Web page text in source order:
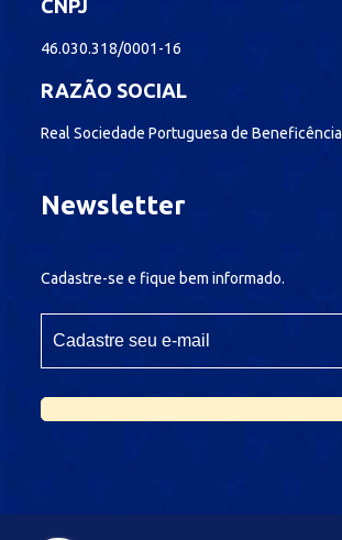
CNPJ
46.030.318/0001-16
RAZÃO SOCIAL
Real Sociedade Portuguesa de Beneficência
Newsletter
Cadastre-se e fique bem informado.